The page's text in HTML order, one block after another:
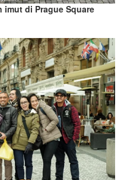
imut di Prague Square